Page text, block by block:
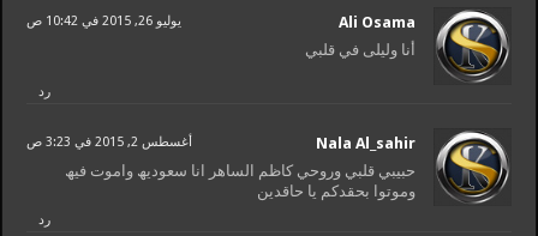
Ali Osama يوليو 26, 2015 في 10:42 ص
أنا وليلى في قلبي
رد
Nala Al_sahir أغسطس 2, 2015 في 3:23 ص
حبيبي قلبي وروحي كاظم الساهر انا سعوديھ واموت فيھ
وموتوا بحقدكم يا حاقدين
رد